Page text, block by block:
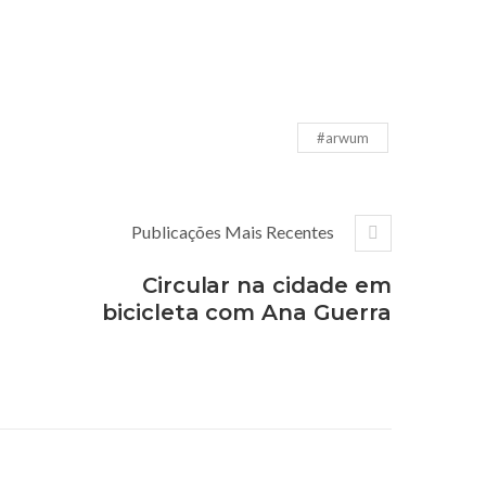
#arwum
Publicações Mais Recentes
Circular na cidade em
bicicleta com Ana Guerra